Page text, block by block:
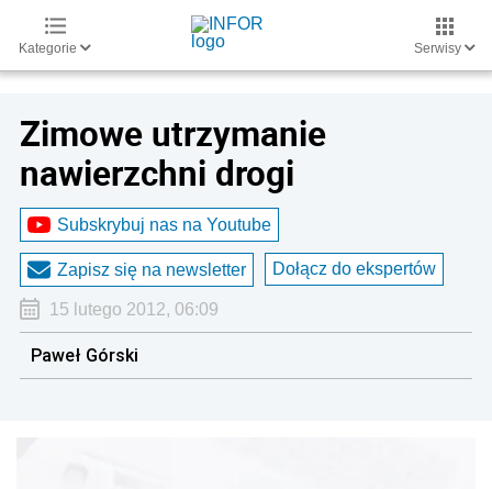
Kategorie Serwisy
Zimowe utrzymanie
nawierzchni drogi
Subskrybuj nas na Youtube
Zapisz się na newsletter Dołącz do ekspertów
15 lutego 2012, 06:09
Paweł Górski